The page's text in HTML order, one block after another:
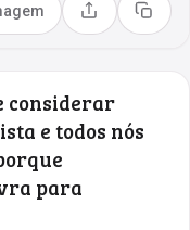
Compartilhar
Copiar
considerar
e todos nós
para